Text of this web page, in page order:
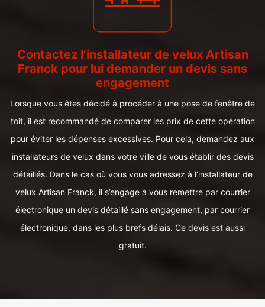
Contactez l’installateur de velux Artisan
Franck pour lui demander un devis sans
engagement
Lorsque vous êtes décidé à procéder à une pose de fenêtre de
toit, il est recommandé de comparer les prix de cette opération
pour éviter les dépenses excessives. Pour cela, demandez aux
installateurs de velux dans votre ville de vous établir des devis
détaillés. Dans le cas où vous vous adressez à l’installateur de
velux Artisan Franck, il s’engage à vous remettre par courrier
électronique un devis détaillé sans engagement, par courrier
électronique, dans les plus brefs délais. Ce devis est aussi
gratuit.